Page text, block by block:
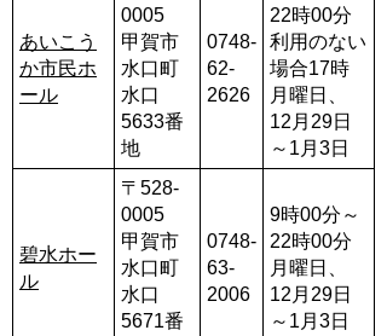
あいこう
か市民ホ
ール
0005
甲賀市
水口町
水口
5633番
地
0748-
62-
2626
22時00分
利用のない
場合17時
月曜日、
12月29日
～1月3日
碧水ホー
ル
〒528-
0005
甲賀市
水口町
水口
5671番
0748-
63-
2006
9時00分～
22時00分
月曜日、
12月29日
～1月3日